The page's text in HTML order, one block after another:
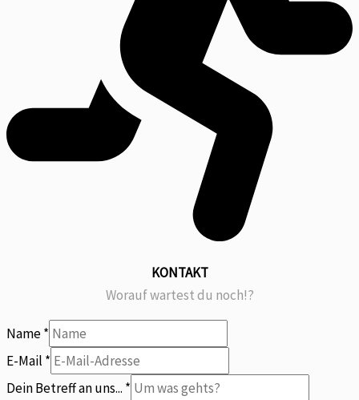
KONTAKT
Worauf wartest du noch!?
Name*
uns...
uns
E-Mail *
Dein Betreff an uns... *